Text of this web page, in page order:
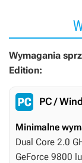
Wymagania
Edition:
PC /
Minimalne
Dual Core 2.0
GeForce 9800